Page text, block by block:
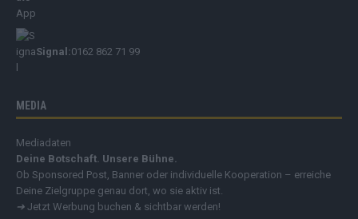
Signal:0162 862 71 99
MEDIA
Mediadaten
Deine Botschaft. Unsere Bühne.
Ob Sponsored Post, Banner oder individuelle Kooperation – erreiche
Deine Zielgruppe genau dort, wo sie aktiv ist.
➔ Jetzt Werbung buchen & sichtbar werden!